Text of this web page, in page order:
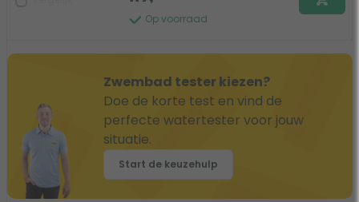
Op voorraad
Zwembad tester kiezen?
Doe de korte test en vind de
perfecte watertester voor jouw
situatie.
Start de keuzehulp